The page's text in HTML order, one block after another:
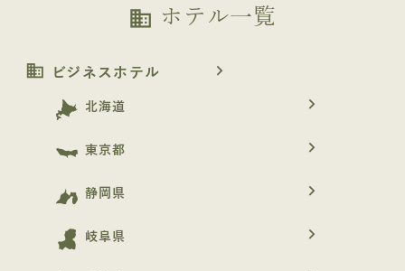
business ホテル一覧
business ビジネスホテル navigate_next
北海道 navigate_next
東京都 navigate_next
静岡県 navigate_next
岐阜県 navigate_next